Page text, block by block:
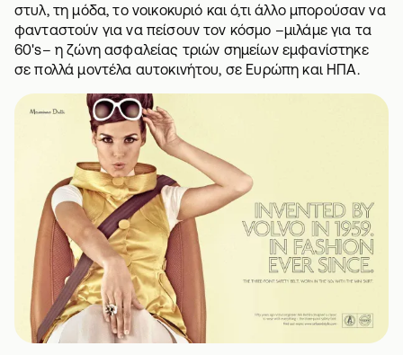
στυλ, τη μόδα, το νοικοκυριό και ό,τι άλλο μπορούσαν να
φανταστούν για να πείσουν τον κόσμο –μιλάμε για τα
60's– η ζώνη ασφαλείας τριών σημείων εμφανίστηκε
σε πολλά μοντέλα αυτοκινήτου, σε Ευρώπη και ΗΠΑ.